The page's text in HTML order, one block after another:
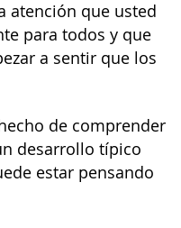
atención que usted
para todos y que
a sentir que los
de comprender
desarrollo típico
estar pensando